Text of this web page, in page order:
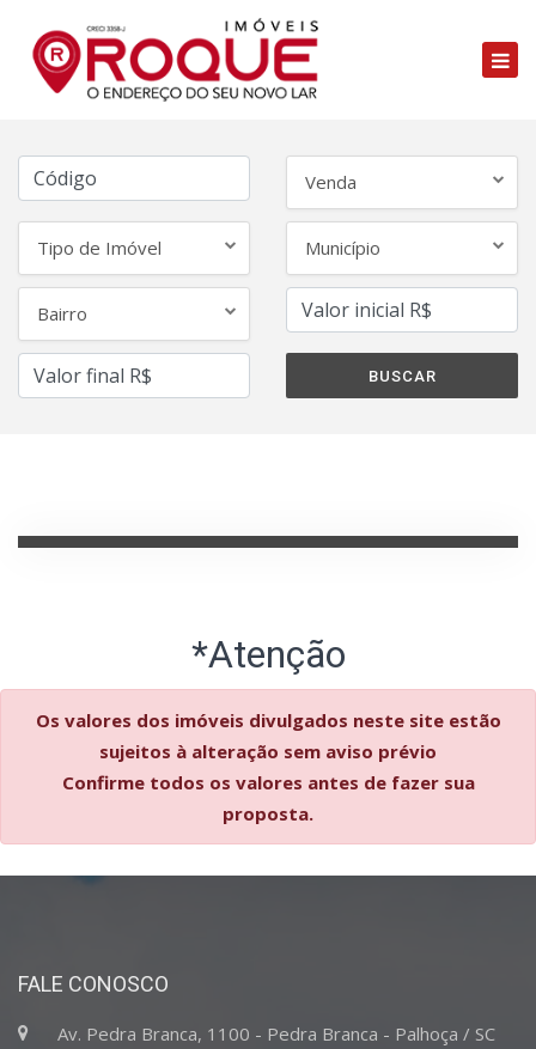
Venda
Tipo de Imóvel Município
Bairro
*Atenção
Os valores dos imóveis divulgados neste site estão
sujeitos à alteração sem aviso prévio
Confirme todos os valores antes de fazer sua
proposta.
FALE CONOSCO
Av. Pedra Branca, 1100 - Pedra Branca - Palhoça / SC